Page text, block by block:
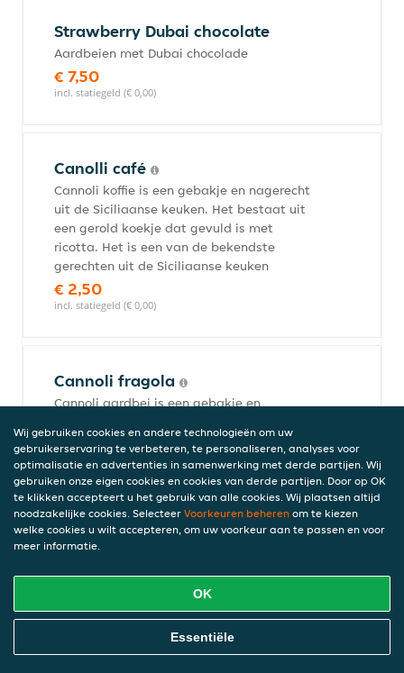
Strawberry Dubai chocolate
Aardbeien met Dubai chocolade
€ 7,50
incl. statiegeld (€ 0,00)
Canolli café
Cannoli koffie is een gebakje en nagerecht
uit de Siciliaanse keuken. Het bestaat uit
een gerold koekje dat gevuld is met
ricotta. Het is een van de bekendste
gerechten uit de Siciliaanse keuken
€ 2,50
incl. statiegeld (€ 0,00)
Cannoli fragola
Cannoli aardbei is een gebakje en
bestaat uit een gerold koekje dat gevuld
is met ricotta. Het is een van de
bekendste gerechten uit de Siciliaanse
keuken
€ 2,50
incl. statiegeld (€ 0,00)
Cannoli limone
Cannoli limoen is een gebakje en
nagerecht uit de Siciliaanse keuken. Het
Online Eten Bestellen
Wij gebruiken cookies en andere technologieën om uw
gebruikerservaring te verbeteren, te personaliseren, analyses voor
optimalisatie en advertenties in samenwerking met derde partijen. Wij
gebruiken onze eigen cookies en cookies van derde partijen. Door op OK
te klikken accepteert u het gebruik van alle cookies. Wij plaatsen altijd
noodzakelijke cookies. Selecteer Voorkeuren beheren om te kiezen
welke cookies u wilt accepteren, om uw voorkeur aan te passen en voor
meer informatie.
OK
Essentiële